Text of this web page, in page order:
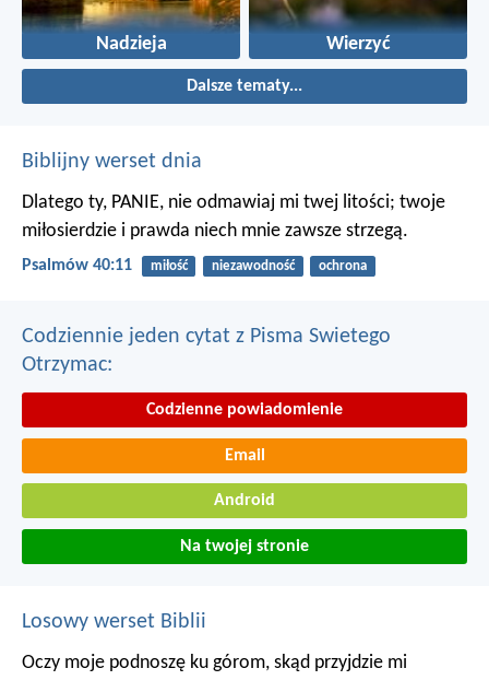
Nadzieja Wierzyć
Dalsze tematy...
Biblijny werset dnia
Dlatego ty, PANIE, nie odmawiaj mi twej litości; twoje
miłosierdzie i prawda niech mnie zawsze strzegą.
Psalmów 40:11 miłość niezawodność ochrona
Codziennie jeden cytat z Pisma Swietego
Otrzymac:
Codzienne powiadomienie
Email
Android
Na twojej stronie
Losowy werset Biblii
Oczy moje podnoszę ku górom, skąd przyjdzie mi